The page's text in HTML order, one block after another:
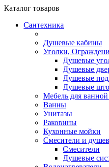
Каталог товаров
Сантехника
Душевые кабины
Уголки,
Душевые
Душевые
Душевые
Душевые
Мебель для
Ванны
Унитазы
Раковины
Кухонные мойки
Смесители и
Смесители
Душевые